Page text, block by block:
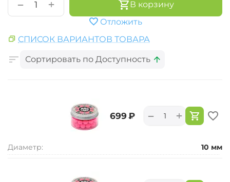
+
−
В корзину
Отложить
СПИСОК ВАРИАНТОВ ТОВАРА
Сортировать по Доступность
‍699‍ ₽ +
−
Диаметр: 10 мм